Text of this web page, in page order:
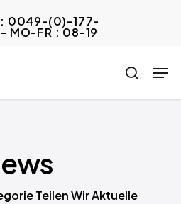
: 0049-(0)-177-
MO-FR : 08-19
search
Teilen Wir Aktuelle
Menu